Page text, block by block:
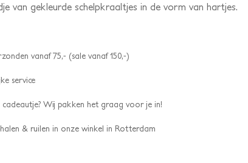
van gekleurde schelpkraaltjes in de vorm van hartjes.
vanaf 75,- (sale vanaf 150,-)
service
cadeautje? Wij pakken het graag voor je in!
& ruilen in onze winkel in Rotterdam